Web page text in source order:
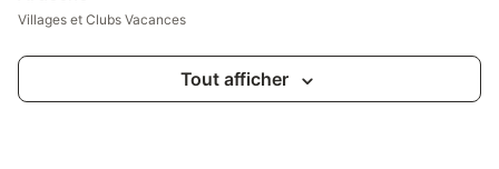
Villages et Clubs Vacances
Tout afficher